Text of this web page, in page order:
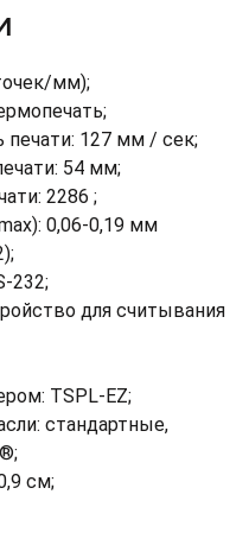
мм);
печати: 127 мм / сек;
54 мм;
2286 ;
0,06-0,19 мм
232;
для считывания
TSPL-EZ;
стандартные,
см;